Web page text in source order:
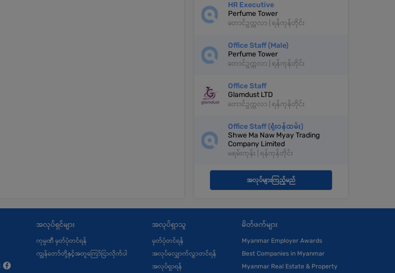
HR Executive
Perfume Tower
တောင်ဥက္ကလာ | ရန်ကုန်တိုင်း
Office Staff (Male)
Perfume Tower
တောင်ဥက္ကလာ | ရန်ကုန်တိုင်း
Office Staff
Glamdust LTD
တောင်ဥက္ကလာ | ရန်ကုန်တိုင်း
Office Staff (ရုံးဝန်ထမ်း)
Shwe Ma Naw Myay Trading
Company Limited
မရမ်းကုန်း | ရန်ကုန်တိုင်း
အလုပ်များကြည့်မည်
အလုပ်ရှင်များ
ကုမ္ပဏီ မှတ်ပုံတင်ရန်
ကျွန်တော်တို့နှင့်အတူကြော်ငြာလိုက်ပါ
အလုပ်ရှာသူ
မှတ်ပုံတင်ရန်
အလုပ်လျှောက်လွှာတင်ရန်
အလုပ်ရှာရန်
မိတ်ဖက်များ
Myanmar Employer Awards
Best Companies in Myanmar
Myanmar Real Estate & Property